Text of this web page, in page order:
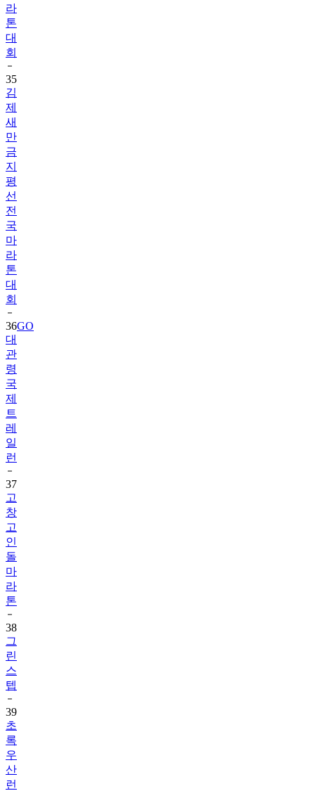
라
톤
대
회
35
김
제
새
만
금
지
평
선
전
국
마
라
톤
대
회
36GO
대
관
령
국
제
트
레
일
런
37
고
창
고
인
돌
마
라
톤
38
그
린
스
텝
39
초
록
우
산
런